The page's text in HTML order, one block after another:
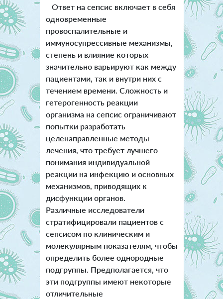
Ответ на сепсис включает в себя
одновременные
провоспалительные и
иммуносупрессивные механизмы,
степень и влияние которых
значительно варьируют как между
пациентами, так и внутри них с
течением времени. Сложность и
гетерогенность реакции
организма на сепсис ограничивают
попытки разработать
целенаправленные методы
лечения, что требует лучшего
понимания индивидуальной
реакции на инфекцию и основных
механизмов, приводящих к
дисфункции органов.
Различные исследователи
стратифицировали пациентов с
сепсисом по клиническим и
молекулярным показателям, чтобы
определить более однородные
подгруппы. Предполагается, что
эти подгруппы имеют некоторые
отличительные